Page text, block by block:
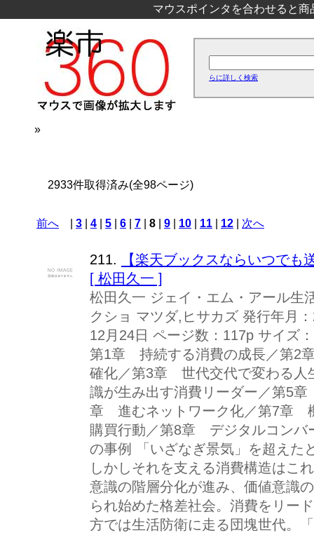
マウスポインタを合わせると
らに詳しく検索
»
2933件取得済み(全98ページ)
前へ 3 4 5 6 7 8 9 10 11 12 次へ
211.
【楽天ブックスならいつで
[ 松田久一 ]
松田久一 ジェイ・エム・アール生
クショ マツダ,ヒサカズ 発行年月
12月24日 ページ数：117p サイズ
第1章 持続する消費の成長／第2
確化／第3章 世代交代で変わる
識が生み出す消費リーダー／第5
章 進むネットワーク化／第7章
購買行動／第8章 デジタルコンバ
の事例 「いざなぎ景気」を超えた
しかしそれを支える消費構造はこ
意識の階層分化が進み、価値意識
られ始めた格差社会。消費をリー
方では生活防衛に走る団塊世代。